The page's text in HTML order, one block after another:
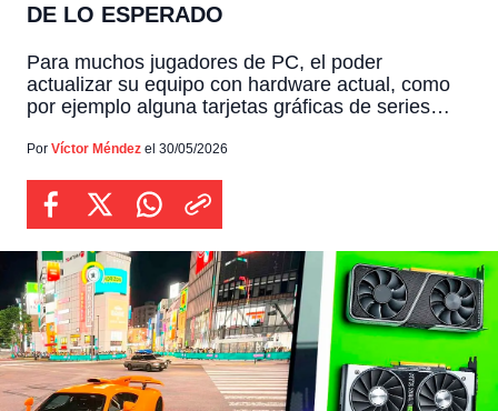
DE LO ESPERADO
Para muchos jugadores de PC, el poder
actualizar su equipo con hardware actual, como
por ejemplo alguna tarjetas gráficas de series
vuelto un deseo imposible por las alzas de
desde hace meses, por la escasez generada
debido a […]
Por Víctor Méndez el 30/05/2026